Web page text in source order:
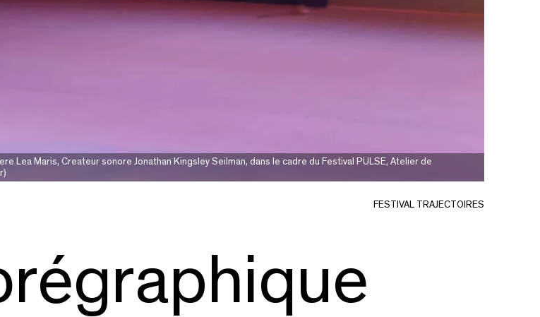
Lea Maris, Createur sonore Jonathan Kingsley Seilman, dans le cadre du Festival PULSE, Atelier de
FESTIVAL TRAJECTOIRES